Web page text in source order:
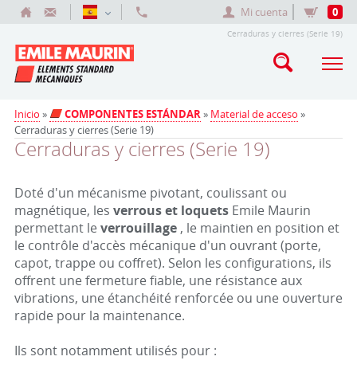
Mi cuenta 0
Cerraduras y cierres (Serie 19)
Inicio » COMPONENTES ESTÁNDAR» Material de acceso »
Cerraduras y cierres (Serie 19)
Cerraduras y cierres (Serie 19)
Doté d'un mécanisme pivotant, coulissant ou
magnétique, les verrous et loquets Emile Maurin
permettant le verrouillage, le maintien en position et
le contrôle d'accès mécanique d'un ouvrant (porte,
capot, trappe ou coffret). Selon les configurations, ils
offrent une fermeture fiable, une résistance aux
vibrations, une étanchéité renforcée ou une ouverture
rapide pour la maintenance.
Ils sont notamment utilisés pour :